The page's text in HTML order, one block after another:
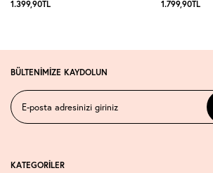
1.399,90TL 1.799,90TL
BÜLTENİMİZE KAYDOLUN
KATEGORİLER